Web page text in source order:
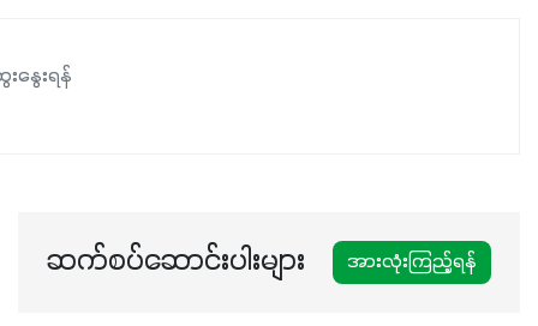
နွေးရန်
ဆက်စပ်ဆောင်းပါးများ အားလုံးကြည့်ရန်